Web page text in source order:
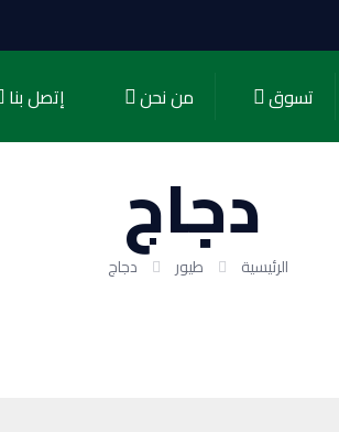
تسوق من نحن إتصل بنا
دجاجالرئيسية طيور دجاج